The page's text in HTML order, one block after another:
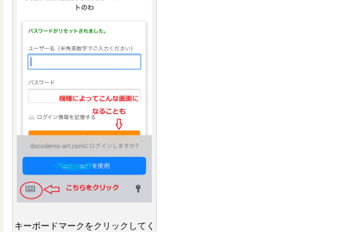
キーボードマークをクリックしてく